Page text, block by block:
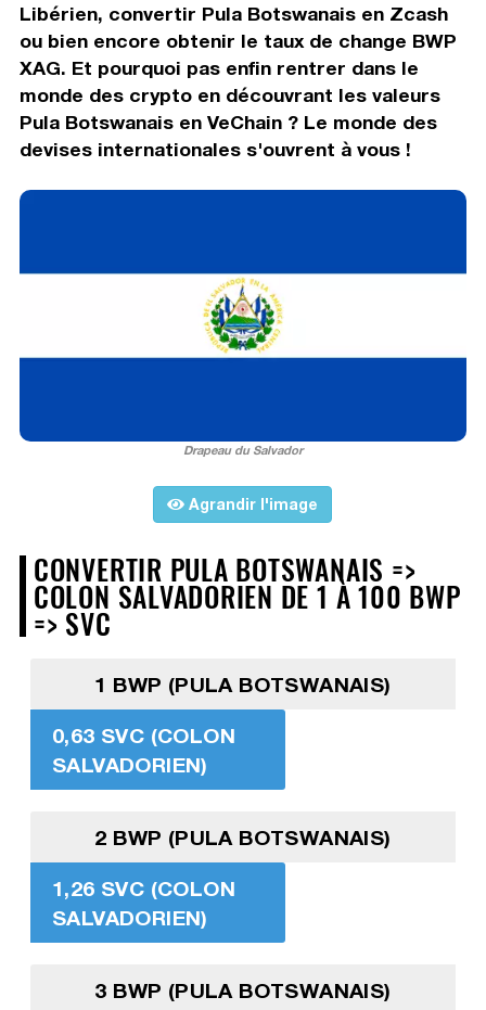
Libérien, convertir Pula Botswanais en Zcash
ou bien encore obtenir le taux de change BWP
XAG. Et pourquoi pas enfin rentrer dans le
monde des crypto en découvrant les valeurs
Pula Botswanais en VeChain ? Le monde des
devises internationales s'ouvrent à vous !
Drapeau du Salvador
Agrandir l'image
CONVERTIR PULA BOTSWANAIS =>
COLON SALVADORIEN DE 1 À 100 BWP
=> SVC
1 BWP (PULA BOTSWANAIS)
0,63 SVC (COLON
SALVADORIEN)
2 BWP (PULA BOTSWANAIS)
1,26 SVC (COLON
SALVADORIEN)
3 BWP (PULA BOTSWANAIS)